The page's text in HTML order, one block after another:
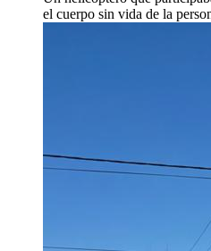
el cuerpo sin vida de la